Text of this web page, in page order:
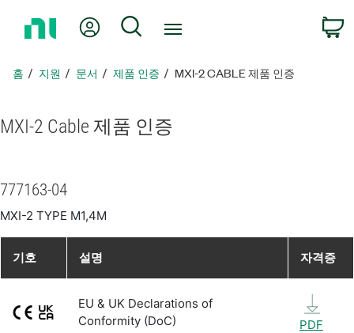
지
아
내 계정 검색
홈 지원 문서 제품 인증 MXI-2 CABLE 제품 인증
MXI-2 Cable 제품 인증
777163-04
MXI-2 TYPE M1,4M
기호 설명 자격증
EU & UK Declarations of
Conformity (DoC)
PDF